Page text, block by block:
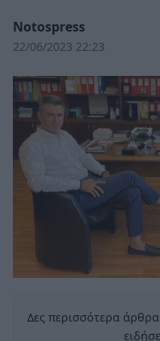
Notospress
22/06/2023 22:23
Δες περισσότερα